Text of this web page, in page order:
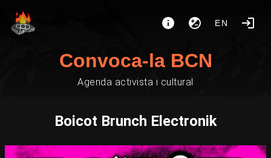
EN
Convoca-la BCN
Agenda activista i cultural
Boicot Brunch Electronik